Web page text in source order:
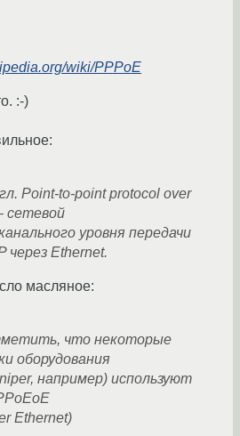
wiki/PPPoE
:-)
Point-to-point protocol over
сетевой
уровня передачи
через Ethernet.
масляное:
что некоторые
оборудования
например) используют
Ethernet)